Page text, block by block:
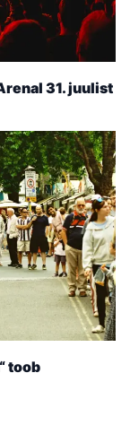
31. juulist
toob